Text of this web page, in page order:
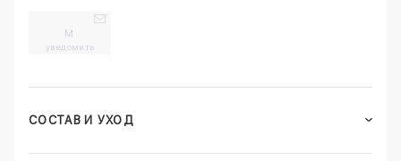
M
уведомить
СОСТАВ И УХОД